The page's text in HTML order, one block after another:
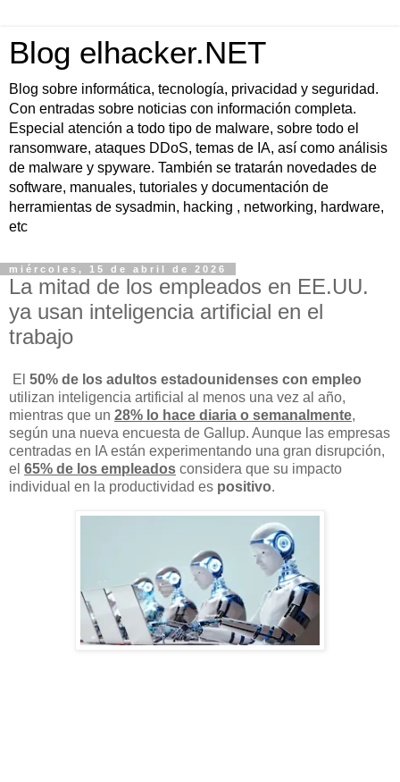
Blog elhacker.NET
Blog sobre informática, tecnología, privacidad y seguridad.
Con entradas sobre noticias con información completa.
Especial atención a todo tipo de malware, sobre todo el
ransomware, ataques DDoS, temas de IA, así como análisis
de malware y spyware. También se tratarán novedades de
software, manuales, tutoriales y documentación de
herramientas de sysadmin, hacking , networking, hardware,
etc
miércoles, 15 de abril de 2026
La mitad de los empleados en EE.UU.
ya usan inteligencia artificial en el
trabajo
El 50% de los adultos estadounidenses con empleo
utilizan inteligencia artificial al menos una vez al año,
mientras que un 28% lo hace diaria o semanalmente,
según una nueva encuesta de Gallup. Aunque las empresas
centradas en IA están experimentando una gran disrupción,
el 65% de los empleados considera que su impacto
individual en la productividad es positivo.